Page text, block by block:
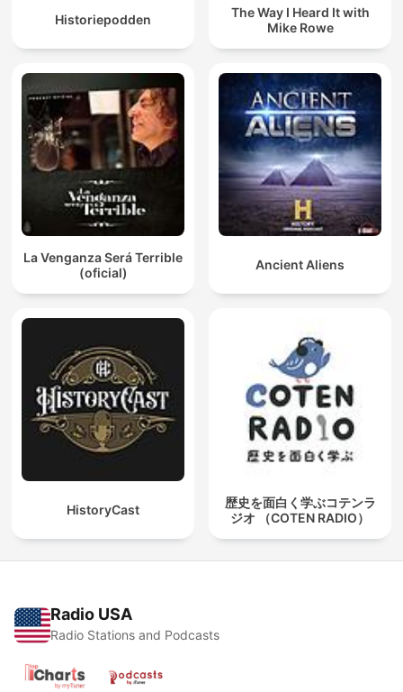
Historiepodden
The Way I Heard It with
Mike Rowe
La Venganza Será Terrible
(oficial)
Ancient Aliens
HistoryCast
歴史を面白く学ぶコテンラ
ジオ （COTEN RADIO）
Radio USA
Radio Stations and Podcasts